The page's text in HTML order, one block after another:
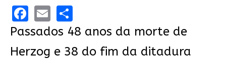
Facebook
EmailShare
Passados 48 anos da morte de
Herzog e 38 do fim da ditadura